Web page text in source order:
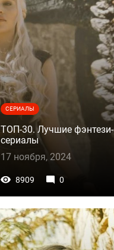
СЕРИАЛЫ
ТОП-30. Лучшие фэнтези-
сериалы
17 ноября, 2024
8909 0